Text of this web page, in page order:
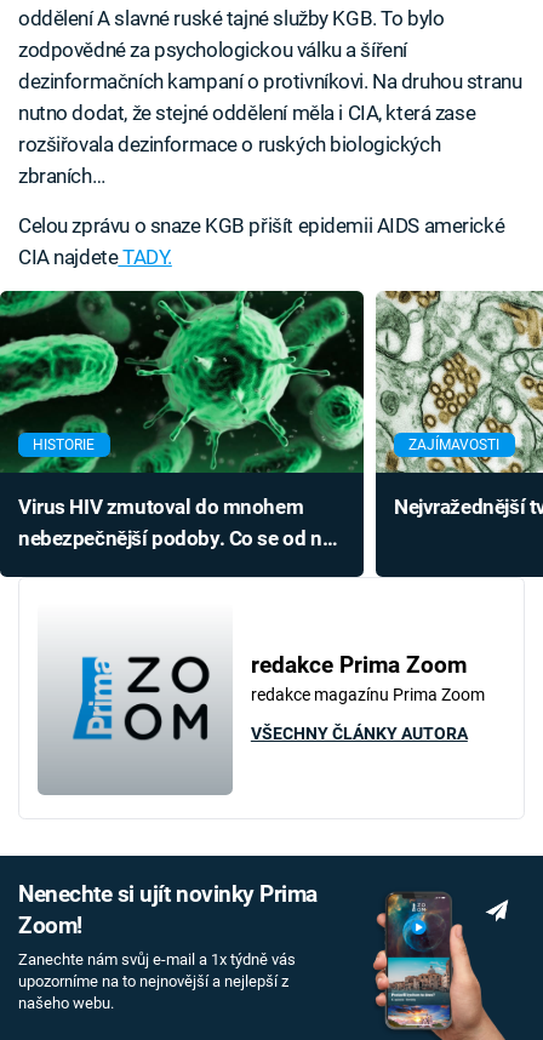
oddělení A slavné ruské tajné služby KGB. To bylo
zodpovědné za psychologickou válku a šíření
dezinformačních kampaní o protivníkovi. Na druhou stranu
nutno dodat, že stejné oddělení měla i CIA, která zase
rozšiřovala dezinformace o ruských biologických
zbraních…
Celou zprávu o snaze KGB přišít epidemii AIDS americké
CIA najdeteTADY.
HISTORIE
Virus HIV zmutoval do mnohem
nebezpečnější podoby. Co se od něj
ZAJÍMAVOSTI
Nejvražednější
redakce Prima Zoom
redakce magazínu Prima Zoom
VŠECHNY ČLÁNKY AUTORA
Nenechte si ujít novinky Prima
Zoom!
Zanechte nám svůj e-mail a 1x týdně vás
upozorníme na to nejnovější a nejlepší z
našeho webu.